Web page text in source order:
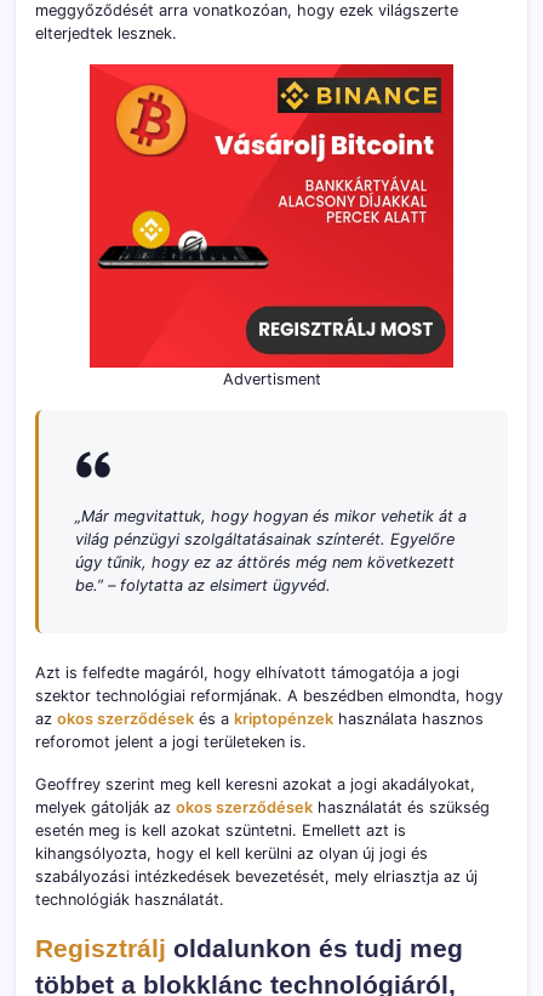
meggyőződését arra vonatkozóan, hogy ezek világszerte
elterjedtek lesznek.
Advertisment
„Már megvitattuk, hogy hogyan és mikor vehetik át a
világ pénzügyi szolgáltatásainak színterét. Egyelőre
úgy tűnik, hogy ez az áttörés még nem következett
be.” –folytatta az elsimert ügyvéd.
Azt is felfedte magáról, hogy elhívatott támogatója a jogi
szektor technológiai reformjának. A beszédben elmondta, hogy
az okos szerződések és a kriptopénzek használata hasznos
reforomot jelent a jogi területeken is.
Geoffrey szerint meg kell keresni azokat a jogi akadályokat,
melyek gátolják az okos szerződések használatát és szükség
esetén meg is kell azokat szüntetni. Emellett azt is
kihangsólyozta, hogy el kell kerülni az olyan új jogi és
szabályozási intézkedések bevezetését, mely elriasztja az új
technológiák használatát.
Regisztrálj oldalunkon és tudj meg
többet a blokklánc technológiáról,